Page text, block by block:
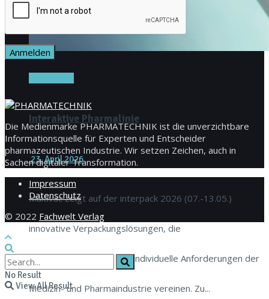
Interaktive Pharmalinie
23. April 2026
Multivac zeigt auf der interpack 2026 (07.-13.05.)
innovative Verpackungslösungen, die
branchenspezifische und individuelle Anforderungen der
Medizin- und Pharmaindustrie vereinen. Zu...
Die Medienmarke PHARMATECHNIK ist die unverzichtbare
Informationsquelle für Experten und Entscheider
pharmazeutischen Industrie. Wir setzen Zeichen, auch in
Sachen digitaler Transformation.
Impressum
Datenschutz
© 2022 Fachwelt Verlag
No Result
View All Result